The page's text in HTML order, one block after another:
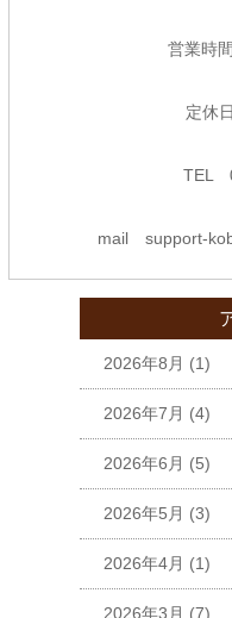
営業時
定休
TEL
mail support-
2026年8月 (1)
2026年7月 (4)
2026年6月 (5)
2026年5月 (3)
2026年4月 (1)
2026年3月 (7)